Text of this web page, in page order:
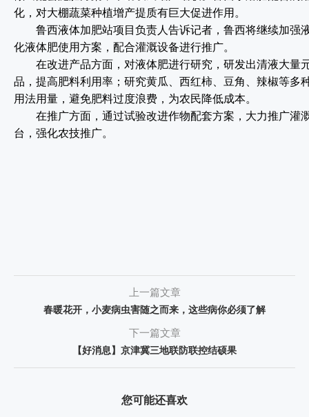
化，对大棚蔬菜种植增产提质有巨大促进作用。
鲁西液体加肥站项目负责人告诉记者，鲁西将继续加强
化液体肥使用方案，配合灌溉设备进行推广。
在改进产品方面，对液体肥进行研究，研发出清液大量
品，提高肥料利用率；研究黄瓜、西红柿、豆角、辣椒等多
用法用量，避免肥料过度浪费，为农民降低成本。
在推广方面，通过试验改进作物配套方案，大力推广灌
台，强化农技推广。
上一篇文章
春暖花开，小麦病虫害随之而来，这些病你必须了解
下一篇文章
【好消息】京津冀三地联防联控结硕果
您可能还喜欢